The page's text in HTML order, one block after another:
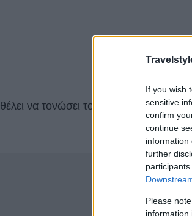
If you wish
sensitive
confirm
continue
information
further
Please
information
θέλει να τονώσει τον τουρισμό και να
-